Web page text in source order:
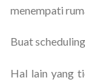
menempati
Buat
Hal lain yang